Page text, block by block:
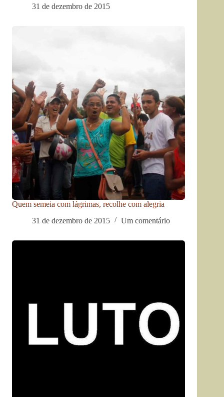
31 de dezembro de 2015
Quem semeia com lágrimas, recolhe com alegria
31 de dezembro de 2015
Um comentário